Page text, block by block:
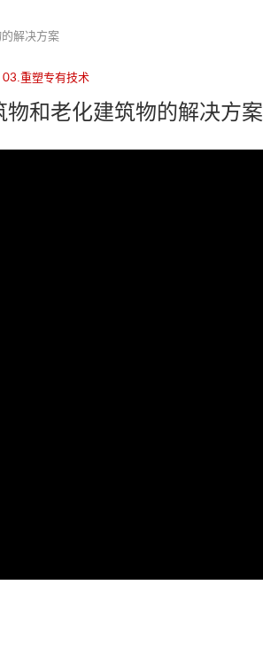
解决方案
03.重塑专有技术
和老化建筑物的解决方案